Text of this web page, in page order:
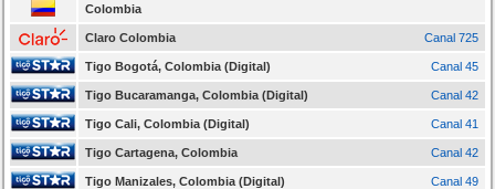
Colombia
Claro Colombia Canal 725
Tigo Bogotá, Colombia (Digital) Canal 45
Tigo Bucaramanga, Colombia (Digital) Canal 42
Tigo Cali, Colombia (Digital) Canal 41
Tigo Cartagena, Colombia Canal 42
Tigo Manizales, Colombia (Digital) Canal 49